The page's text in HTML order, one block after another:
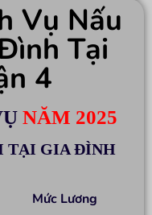
Vụ Nấu
Tại
4
NĂM 2025
TẠI GIA ĐÌNH
Mức Lương